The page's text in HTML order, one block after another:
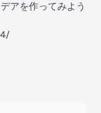
アを作ってみよう